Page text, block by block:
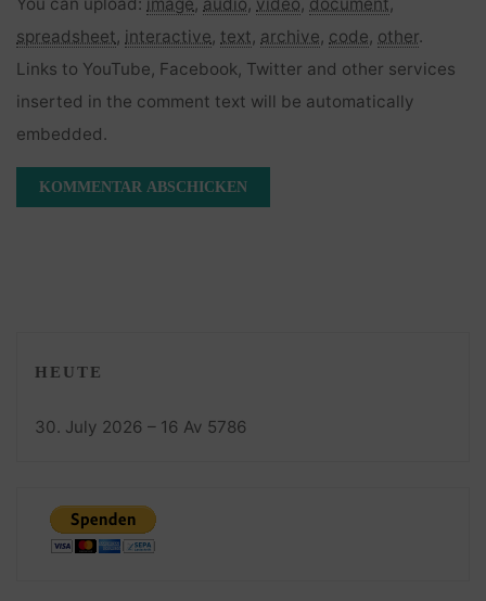
spreadsheet, interactive, text, archive, code, other.
Links to YouTube, Facebook, Twitter and other services
inserted in the comment text will be automatically
embedded.
HEUTE
30. July 2026 – 16 Av 5786